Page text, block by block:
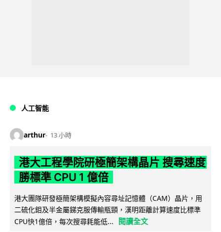
人工智能
arthur 13 小時
港大工程學院研極簡架構晶片 搜尋速度
勝標準 CPU 1 億倍
港大團隊研發極簡架構模擬內容尋址記憶體（CAM）晶片，用
二硫化鉬及半金屬銻克服傳輸瓶頸，漢明距離計算速度比標準
CPU快1億倍，每次搜尋耗能低...
閱讀全文